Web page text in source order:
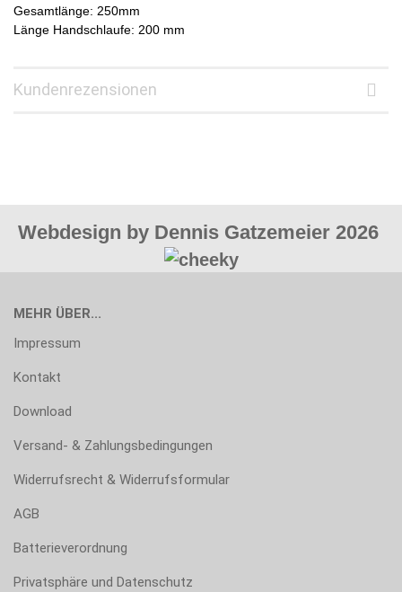
Gesamtlänge: 250mm
Länge Handschlaufe: 200 mm
Kundenrezensionen
Webdesign by Dennis Gatzemeier 2026
MEHR ÜBER...
Impressum
Kontakt
Download
Versand- & Zahlungsbedingungen
Widerrufsrecht & Widerrufsformular
AGB
Batterieverordnung
Privatsphäre und Datenschutz